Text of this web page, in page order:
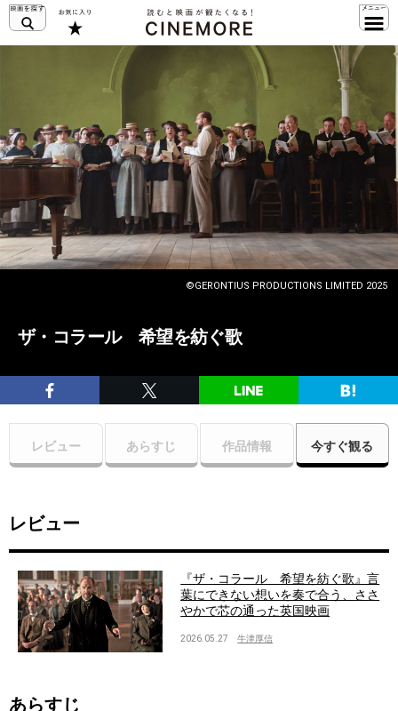
©GERONTIUS PRODUCTIONS LIMITED 2025
ザ・コラール 希望を紡ぐ歌
レビュー あらすじ 作品情報 今すぐ観る
レビュー
『ザ・コラール 希望を紡ぐ歌』言
葉にできない想いを奏で合う、ささ
やかで芯の通った英国映画
2026.05.27 牛津厚信
あらすじ